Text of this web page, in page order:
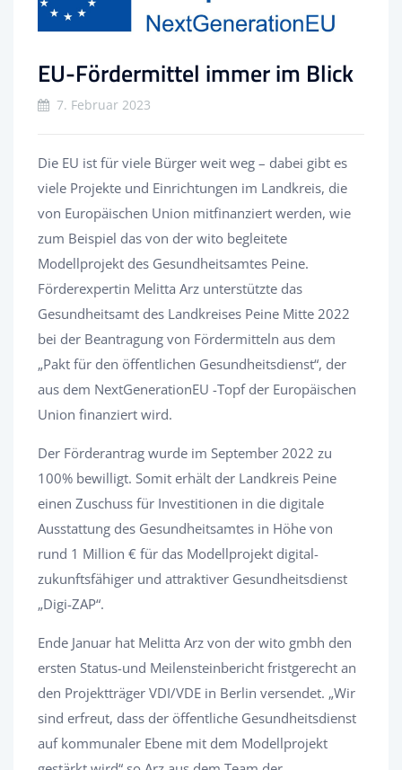
EU-Fördermittel immer im Blick
7. Februar 2023
Die EU ist für viele Bürger weit weg – dabei gibt es
viele Projekte und Einrichtungen im Landkreis, die
von Europäischen Union mitfinanziert werden, wie
zum Beispiel das von der wito begleitete
Modellprojekt des Gesundheitsamtes Peine.
Förderexpertin Melitta Arz unterstützte das
Gesundheitsamt des Landkreises Peine Mitte 2022
bei der Beantragung von Fördermitteln aus dem
„Pakt für den öffentlichen Gesundheitsdienst“, der
aus dem NextGenerationEU -Topf der Europäischen
Union finanziert wird.
Der Förderantrag wurde im September 2022 zu
100% bewilligt. Somit erhält der Landkreis Peine
einen Zuschuss für Investitionen in die digitale
Ausstattung des Gesundheitsamtes in Höhe von
rund 1 Million € für das Modellprojekt digital-
zukunftsfähiger und attraktiver Gesundheitsdienst
„Digi-ZAP“.
Ende Januar hat Melitta Arz von der wito gmbh den
ersten Status-und Meilensteinbericht fristgerecht an
den Projektträger VDI/VDE in Berlin versendet. „Wir
sind erfreut, dass der öffentliche Gesundheitsdienst
auf kommunaler Ebene mit dem Modellprojekt